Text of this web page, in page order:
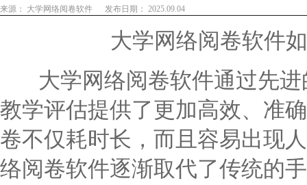
来源： 大学网络阅卷软件 发布日期： 2025.09.04
大学网络阅卷软件
大学网络阅卷软件通过先进
教学评估提供了更加高效、准
卷不仅耗时长，而且容易出现
络阅卷软件逐渐取代了传统的